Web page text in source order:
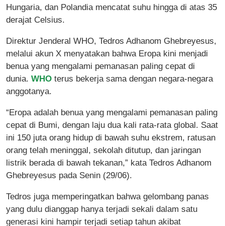
Hungaria, dan Polandia mencatat suhu hingga di atas 35
derajat Celsius.
Direktur Jenderal WHO, Tedros Adhanom Ghebreyesus,
melalui akun X menyatakan bahwa Eropa kini menjadi
benua yang mengalami pemanasan paling cepat di
dunia. WHO terus bekerja sama dengan negara-negara
anggotanya.
“Eropa adalah benua yang mengalami pemanasan paling
cepat di Bumi, dengan laju dua kali rata-rata global. Saat
ini 150 juta orang hidup di bawah suhu ekstrem, ratusan
orang telah meninggal, sekolah ditutup, dan jaringan
listrik berada di bawah tekanan,” kata Tedros Adhanom
Ghebreyesus pada Senin (29/06).
Tedros juga memperingatkan bahwa gelombang panas
yang dulu dianggap hanya terjadi sekali dalam satu
generasi kini hampir terjadi setiap tahun akibat